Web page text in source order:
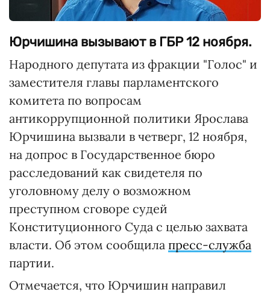
Юрчишина вызывают в ГБР 12 ноября.
Народного депутата из фракции "Голос" и
заместителя главы парламентского
комитета по вопросам
антикоррупционной политики Ярослава
Юрчишина вызвали в четверг, 12 ноября,
на допрос в Государственное бюро
расследований как свидетеля по
уголовному делу о возможном
преступном сговоре судей
Конституционного Суда с целью захвата
власти. Об этом сообщила пресс-служба
партии.
Отмечается, что Юрчишин направил